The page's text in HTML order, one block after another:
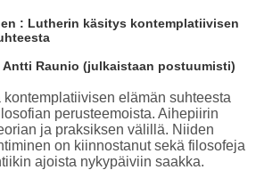
: Lutherin käsitys kontemplatiivisen
Raunio (julkaistaan postuumisti)
elämän suhteesta
perusteemoista. Aihepiirin
ja praksiksen välillä. Niiden
on kiinnostanut sekä filosofeja
ajoista nykypäiviin saakka.